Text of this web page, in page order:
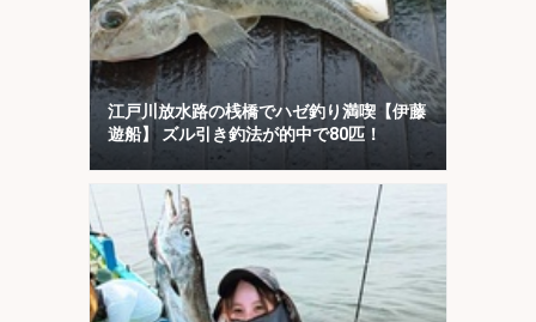
江戸川放水路の桟橋でハゼ釣り満喫【伊藤
遊船】 ズル引き釣法が的中で80匹！